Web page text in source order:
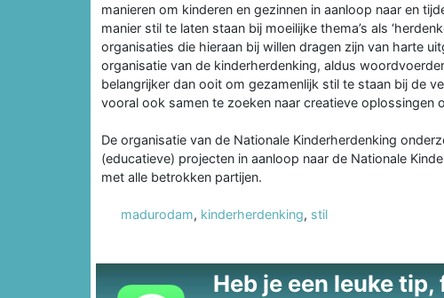
manieren om kinderen en gezinnen in aanloop naar en
manier stil te laten staan bij moeilijke thema’s als
organisaties die hieraan bij willen dragen zijn van harte
organisatie van de kinderherdenking, aldus
belangrijker dan ooit om gezamenlijk stil te staan bij de
vooral ook samen te zoeken naar creatieve oplossingen
De organisatie van de Nationale Kinderherdenking
(educatieve) projecten in aanloop naar de Nationale
met alle betrokken partijen.
madurodam, kinderherdenking, stil
Heb je een leuke